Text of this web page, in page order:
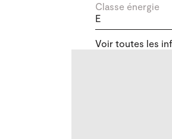
Classe énergie
E
Année de
1826
Voir toutes les